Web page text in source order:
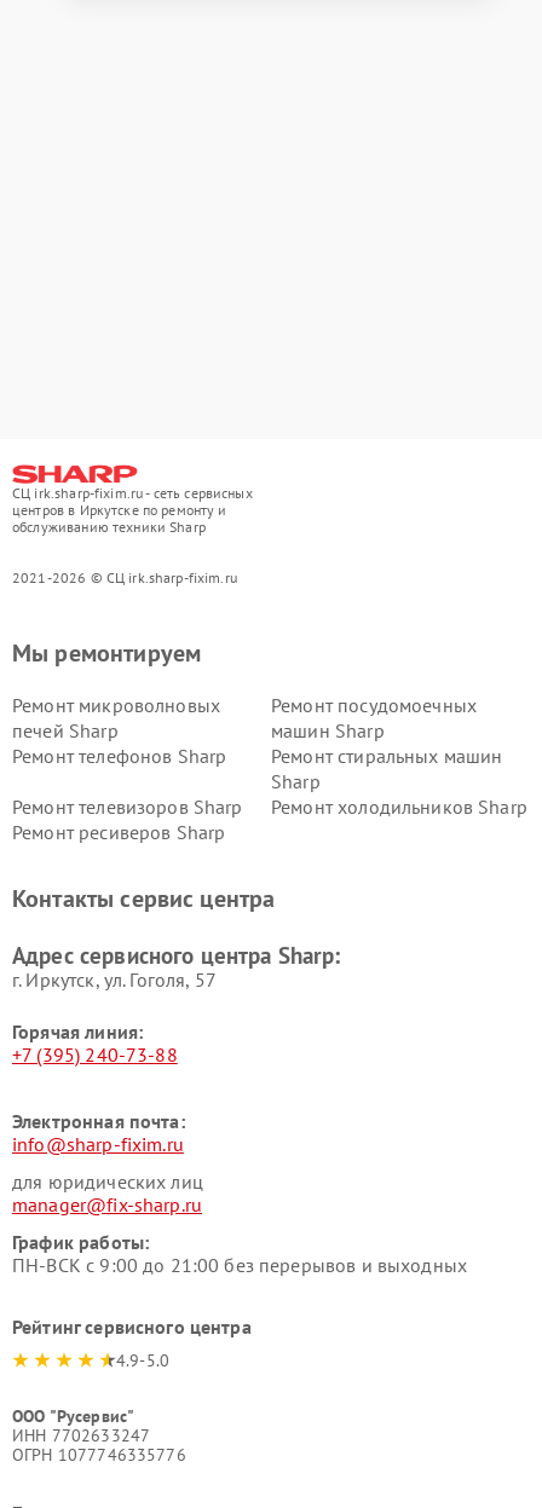
СЦ irk.sharp-fixim.ru - сеть сервисных
центров в Иркутске по ремонту и
обслуживанию техники Sharp
2021-2026 © СЦ irk.sharp-fixim.ru
Мы ремонтируем
Ремонт микроволновых
печей Sharp
Ремонт посудомоечных
машин Sharp
Ремонт телефонов Sharp
Ремонт стиральных машин
Sharp
Ремонт телевизоров Sharp
Ремонт холодильников Sharp
Ремонт ресиверов Sharp
Контакты сервис центра
Адрес сервисного центра Sharp:
г. Иркутск, ул. ​Гоголя, 57
Горячая линия:
+7 (395) 240-73-88
Электронная почта:
info@sharp-fixim.ru
для юридических лиц
manager@fix-sharp.ru
График работы:
ПН-ВСК с 9:00 до 21:00 без перерывов и выходных
Рейтинг сервисного центра
4.9-5.0
ООО "Русервис"
ИНН 7702633247
ОГРН 1077746335776